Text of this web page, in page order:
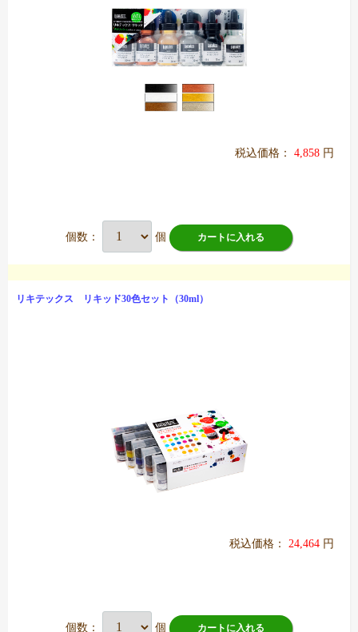
税込価格： 4,858 円
個数： 個 カートに入れる
リキテックス リキッド30色セット（30ml）
税込価格： 24,464 円
個数： 個 カートに入れる